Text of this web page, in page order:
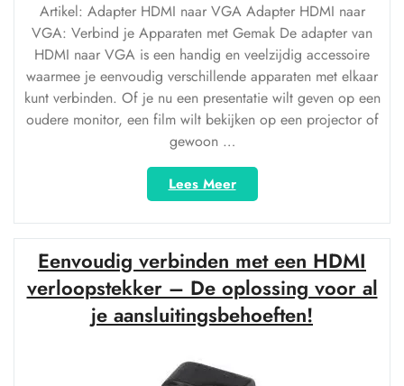
Artikel: Adapter HDMI naar VGA Adapter HDMI naar
VGA: Verbind je Apparaten met Gemak De adapter van
HDMI naar VGA is een handig en veelzijdig accessoire
waarmee je eenvoudig verschillende apparaten met elkaar
kunt verbinden. Of je nu een presentatie wilt geven op een
oudere monitor, een film wilt bekijken op een projector of
gewoon …
Lees Meer“Handige
HDMI
naar
VGA
Adapter
voor
Naadloze
Apparaatverbindingen”
Eenvoudig verbinden met een HDMI
verloopstekker – De oplossing voor al
je aansluitingsbehoeften!